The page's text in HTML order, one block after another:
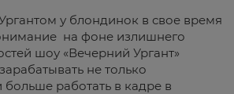
у блондинок в свое время
на фоне излишнего
шоу «Вечерний Ургант»
не только
работать в кадре в